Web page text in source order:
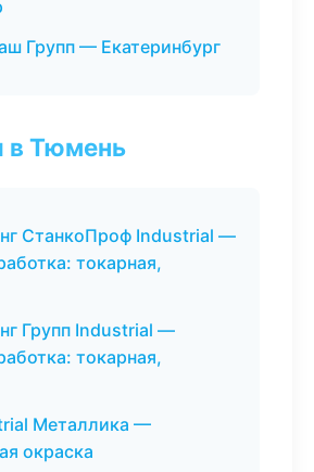
Групп — Екатеринбург
в Тюмень
СтанкоПроф Industrial —
токарная,
Групп Industrial —
токарная,
Металлика —
окраска